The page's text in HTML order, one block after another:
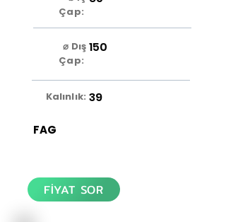
Çap:
⌀ Dış
Çap:
150
Kalınlık: 39
FAG
FİYAT SOR